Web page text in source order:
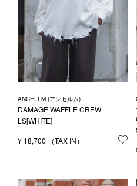
ANCELLM (アンセルム)
DAMAGE WAFFLE CREW
LS[WHITE]
¥ 18,700